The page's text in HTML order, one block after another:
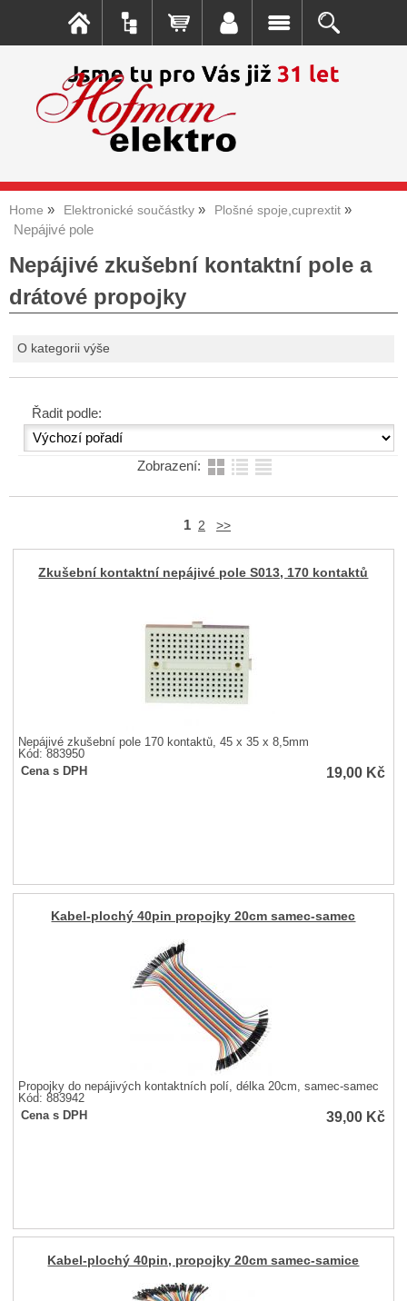
Home Elektronické součástky Plošné spoje,cuprextit
Nepájivé pole
Nepájivé zkušební kontaktní pole a
drátové propojky
O kategorii výše
Řadit podle:
Zobrazení:
1 2 >>
Zkušební kontaktní nepájivé pole S013, 170 kontaktů
Nepájivé zkušební pole 170 kontaktů, 45 x 35 x 8,5mm
Kód: 883950
Cena s DPH
19,00 Kč
Kabel-plochý 40pin propojky 20cm samec-samec
Propojky do nepájivých kontaktních polí, délka 20cm, samec-samec
Kód: 883942
Cena s DPH
39,00 Kč
Kabel-plochý 40pin, propojky 20cm samec-samice